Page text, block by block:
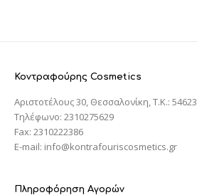
Κοντραφούρης Cosmetics
Αριστοτέλους 30, Θεσσαλονίκη, T.K.: 54623
Τηλέφωνο: 2310275629
Fax: 2310222386
E-mail: info@kontrafouriscosmetics.gr
Πληροφόρηση Αγορών